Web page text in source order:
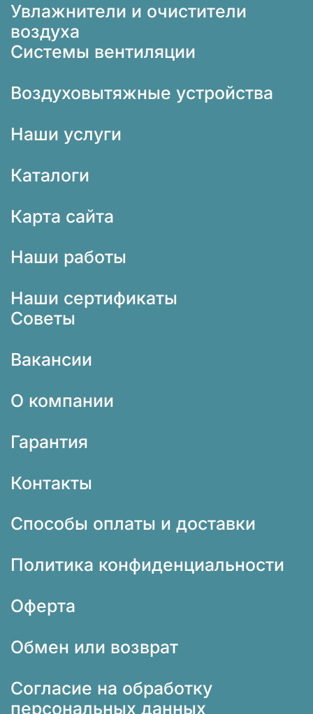
Увлажнители и очистители
воздуха
Системы вентиляции
Воздуховытяжные устройства
Наши услуги
Каталоги
Карта сайта
Наши работы
Наши сертификаты
Советы
Вакансии
О компании
Гарантия
Контакты
Способы оплаты и доставки
Политика конфиденциальности
Оферта
Обмен или возврат
Согласие на обработку
персональных данных